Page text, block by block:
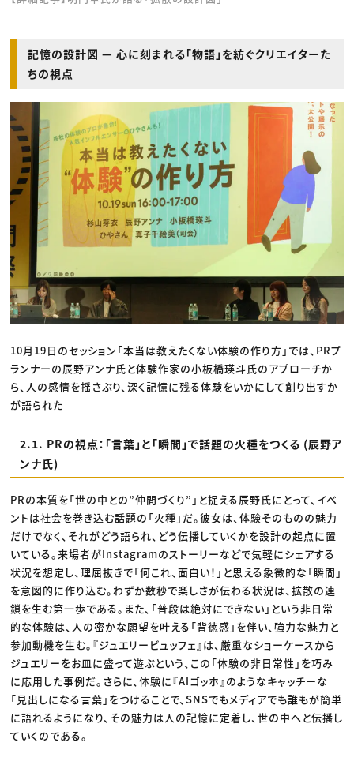
記憶の設計図 — 心に刻まれる「物語」を紡ぐクリエイターた
ちの視点
10月19日のセッション「本当は教えたくない体験の作り方」では、PRプ
ランナーの辰野アンナ氏と体験作家の小板橋瑛斗氏のアプローチか
ら、人の感情を揺さぶり、深く記憶に残る体験をいかにして創り出すか
が語られた
2.1. PRの視点：「言葉」と「瞬間」で話題の火種をつくる (辰野ア
ンナ氏)
PRの本質を「世の中との”仲間づくり”」と捉える辰野氏にとって、イベ
ントは社会を巻き込む話題の「火種」だ。彼女は、体験そのものの魅力
だけでなく、それがどう語られ、どう伝播していくかを設計の起点に置
いている。来場者がInstagramのストーリーなどで気軽にシェアする
状況を想定し、理屈抜きで「何これ、面白い！」と思える象徴的な「瞬間」
を意図的に作り込む。わずか数秒で楽しさが伝わる状況は、拡散の連
鎖を生む第一歩である。また、「普段は絶対にできない」という非日常
的な体験は、人の密かな願望を叶える「背徳感」を伴い、強力な魅力と
参加動機を生む。『ジュエリービュッフェ』は、厳重なショーケースから
ジュエリーをお皿に盛って遊ぶという、この「体験の非日常性」を巧み
に応用した事例だ。さらに、体験に『AIゴッホ』のようなキャッチーな
「見出しになる言葉」をつけることで、SNSでもメディアでも誰もが簡単
に語れるようになり、その魅力は人の記憶に定着し、世の中へと伝播し
ていくのである。